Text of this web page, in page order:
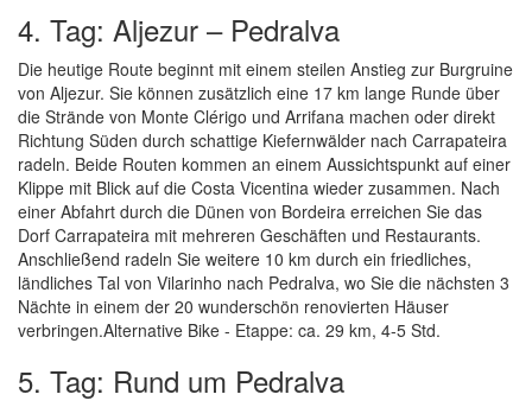
4. Tag: Aljezur – Pedralva
Die heutige Route beginnt mit einem steilen Anstieg zur Burgruine
von Aljezur. Sie können zusätzlich eine 17 km lange Runde über
die Strände von Monte Clérigo und Arrifana machen oder direkt
Richtung Süden durch schattige Kiefernwälder nach Carrapateira
radeln. Beide Routen kommen an einem Aussichtspunkt auf einer
Klippe mit Blick auf die Costa Vicentina wieder zusammen. Nach
einer Abfahrt durch die Dünen von Bordeira erreichen Sie das
Dorf Carrapateira mit mehreren Geschäften und Restaurants.
Anschließend radeln Sie weitere 10 km durch ein friedliches,
ländliches Tal von Vilarinho nach Pedralva, wo Sie die nächsten 3
Nächte in einem der 20 wunderschön renovierten Häuser
verbringen.Alternative Bike - Etappe: ca. 29 km, 4-5 Std.
5. Tag: Rund um Pedralva